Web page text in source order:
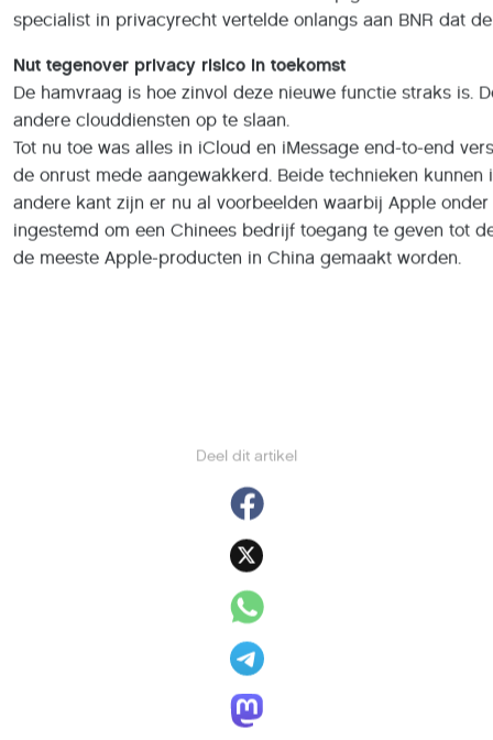
Deel dit artikel
specialist in privacyrecht vertelde onlangs aan BNR dat
Nut tegenover privacy risico in toekomst
De hamvraag is hoe zinvol deze nieuwe functie straks is.
andere clouddiensten op te slaan.
Tot nu toe was alles in iCloud en iMessage end-to-end
de onrust mede aangewakkerd. Beide technieken
andere kant zijn er nu al voorbeelden waarbij Apple
ingestemd om een Chinees bedrijf toegang te geven tot
de meeste Apple-producten in China gemaakt worden.